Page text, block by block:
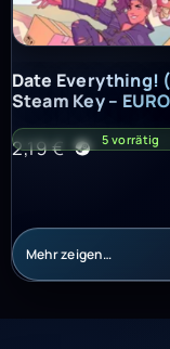
Date Everything! (PC)
Date Everything!
Steam Key –
2,19€ 5 vorrätig
Mehr zeigen…